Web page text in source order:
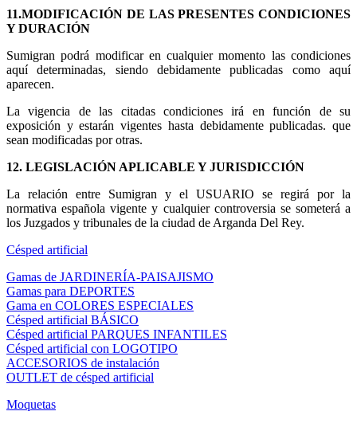
11.MODIFICACIÓN DE LAS PRESENTES CONDICIONES
Y DURACIÓN
Sumigran podrá modificar en cualquier momento las condiciones
aquí determinadas, siendo debidamente publicadas como aquí
aparecen.
La vigencia de las citadas condiciones irá en función de su
exposición y estarán vigentes hasta debidamente publicadas. que
sean modificadas por otras.
12. LEGISLACIÓN APLICABLE Y JURISDICCIÓN
La relación entre Sumigran y el USUARIO se regirá por la
normativa española vigente y cualquier controversia se someterá a
los Juzgados y tribunales de la ciudad de Arganda Del Rey.
Césped artificial
Gamas de JARDINERÍA-PAISAJISMO
Gamas para DEPORTES
Gama en COLORES ESPECIALES
Césped artificial BÁSICO
Césped artificial PARQUES INFANTILES
Césped artificial con LOGOTIPO
ACCESORIOS de instalación
OUTLET de césped artificial
Moquetas